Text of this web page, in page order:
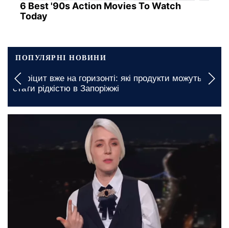
6 Best '90s Action Movies To Watch
Today
ПОПУЛЯРНІ НОВИНИ
Дефіцит вже на горизонті: які продукти можуть
стати рідкістю в Запоріжжі